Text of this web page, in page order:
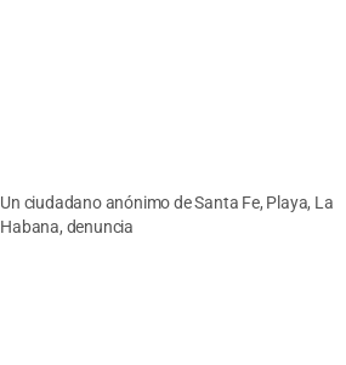
Un ciudadano anónimo de Santa Fe, Playa, La
Habana, denuncia